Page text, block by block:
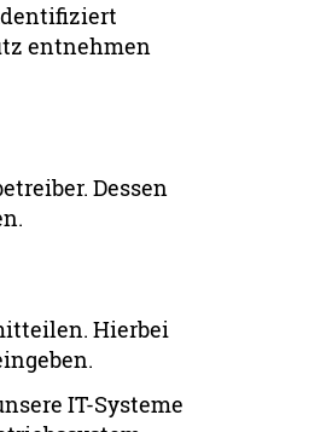
entnehmen
Dessen
Hierbei
IT-Systeme